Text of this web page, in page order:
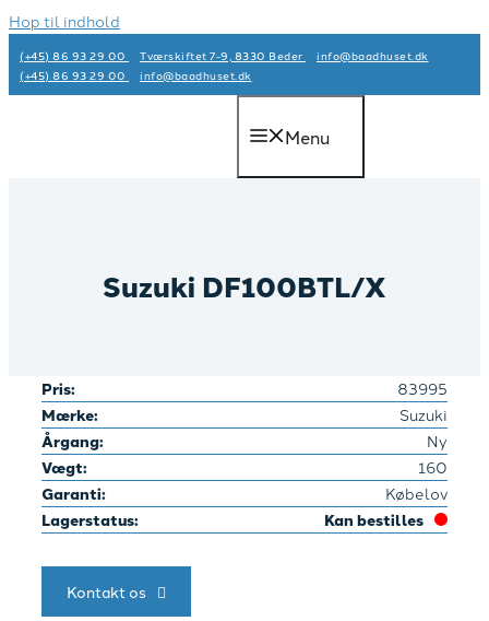
Hop til indhold
(+45) 86 93 29 00 Tværskiftet 7-9, 8330 Beder
info@baadhuset.dk​
(+45) 86 93 29 00
info@baadhuset.dk​
Menu
Suzuki DF100BTL/X
Pris: 83995
Mærke: Suzuki
Årgang: Ny
Vægt: 160
Garanti: Købelov
Lagerstatus: Kan bestilles
Kontakt os